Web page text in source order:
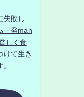
失敗し
一発man
しく食
けて生き